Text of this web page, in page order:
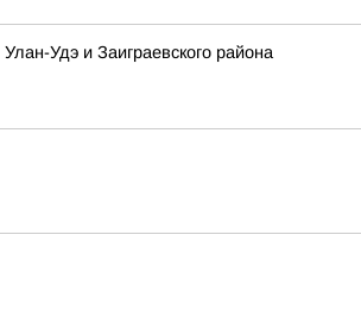
Удэ и Заиграевского района